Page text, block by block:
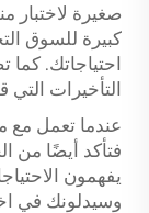
صغيرة لاختبار
كبيرة للسوق
احتياجاتك.
التأخيرات
عندما تعمل مع
فتأكد أيضًا من
يفهمون